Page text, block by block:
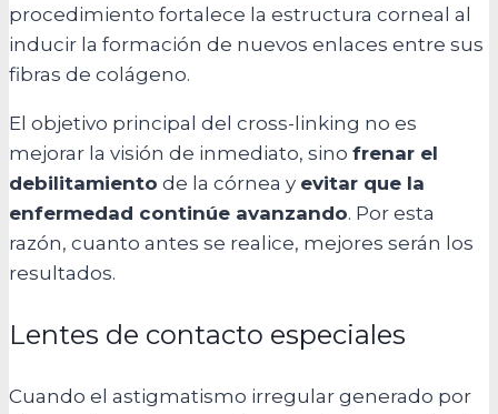
procedimiento fortalece la estructura corneal al
inducir la formación de nuevos enlaces entre sus
fibras de colágeno.
El objetivo principal del cross-linking no es
mejorar la visión de inmediato, sino frenar el
debilitamiento de la córnea y evitar que la
enfermedad continúe avanzando. Por esta
razón, cuanto antes se realice, mejores serán los
resultados.
Lentes de contacto especiales
Cuando el astigmatismo irregular generado por